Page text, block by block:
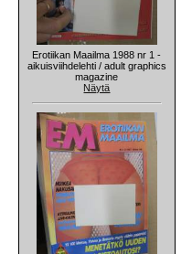
Erotiikan Maailma 1988 nr 1 -
aikuisviihdelehti / adult graphics
magazine
Näytä